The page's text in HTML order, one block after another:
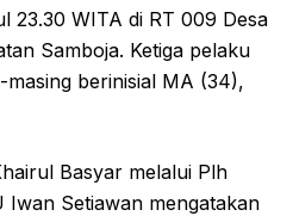
23.30 WITA di RT 009 Desa
Samboja. Ketiga pelaku
berinisial MA (34),
Basyar melalui Plh
Iwan Setiawan mengatakan